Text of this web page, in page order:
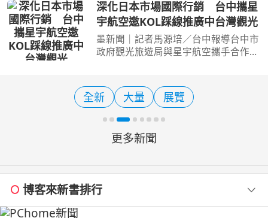
席捲日本及東亞其他地區之際，東京一
家動物園的三隻獅子在一週內
深化日本市場國際行銷 台中攜星
宇航空邀KOL踩線推廣中台灣觀光
墨新聞｜記者馬源培／台中報導台中市
政府觀光旅遊局與星宇航空攜手合作辦
體驗台中「山、海、屯、城」多元觀光
特色，結合KOL社群影響
全新 大量 展覽
更多新聞
博客來新書排行